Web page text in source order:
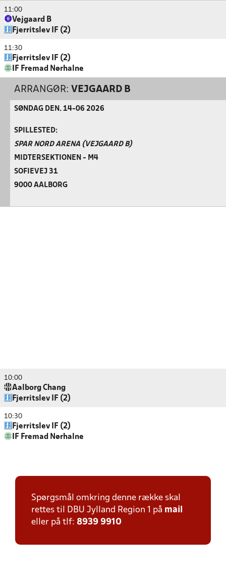
11:00
Vejgaard B
Fjerritslev IF (2)
11:30
Fjerritslev IF (2)
IF Fremad Nørhalne
ARRANGØR: VEJGAARD B
SØNDAG DEN. 14-06 2026
SPILLESTED:
SPAR NORD ARENA (VEJGAARD B)
MIDTERSEKTIONEN - M4
SOFIEVEJ 31
9000 AALBORG
10:00
Aalborg Chang
Fjerritslev IF (2)
10:30
Fjerritslev IF (2)
IF Fremad Nørhalne
Spørgsmål omkring denne række skal
rettes til DBU Jylland Region 1 på mail
eller på tlf: 8939 9910